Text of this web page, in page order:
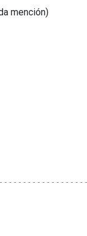
mención)